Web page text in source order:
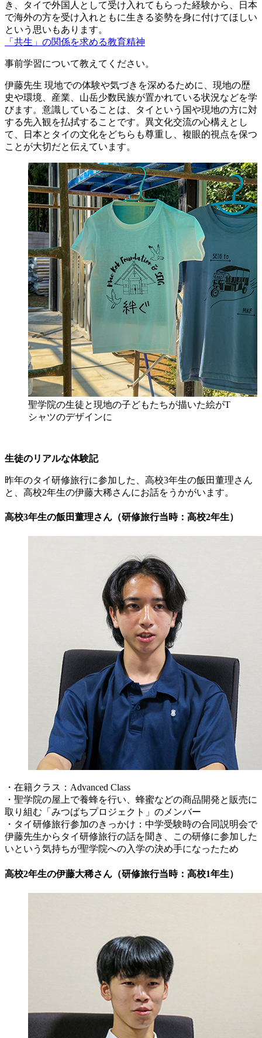
き、タイで外国人として受け入れてもらった経験から、日本
で海外の方を受け入れともに生きる姿勢を身に付けてほしい
という思いもあります。
「共生」の関係を求める教育精神
事前学習について教えてください。
伊藤先生 現地での体験や気づきを深めるために、現地の歴
史や環境、産業、山岳少数民族が置かれている状況などを学
びます。意識していることは、タイという国や現地の方に対
する先入観を払拭することです。異文化交流の心構えとし
て、日本とタイの文化をどちらも尊重し、複眼的視点を保つ
ことが大切だと伝えています。
聖学院の生徒と現地の子どもたちが描いた絵がT
シャツのデザインに
生徒のリアルな体験記
昨年のタイ研修旅行に参加した、高校3年生の飯田董理さん
と、高校2年生の伊藤大稀さんにお話をうかがいます。
高校3年生の飯田董理さん（研修旅行当時：高校2年生）
・在籍クラス：Advanced Class
・聖学院の屋上で養蜂を行い、蜂蜜などの商品開発と販売に
取り組む「みつばちプロジェクト」のメンバー
・タイ研修旅行参加のきっかけ：中学受験時の合同説明会で
伊藤先生からタイ研修旅行の話を聞き、この研修に参加した
いという気持ちが聖学院への入学の決め手になったため
高校2年生の伊藤大稀さん（研修旅行当時：高校1年生）